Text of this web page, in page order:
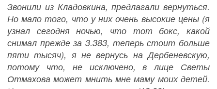
Звонили из Кладовкина, предлагали вернуться.
Но мало того, что у них очень высокие цены (я
узнал сегодня ночью, что тот бокс, какой
снимал прежде за 3.383, теперь стоит больше
пяти тысяч), я не вернусь на Дербеневскую,
потому что, не исключено, в лице Светы
Отмахова может мнить мне маму моих детей.